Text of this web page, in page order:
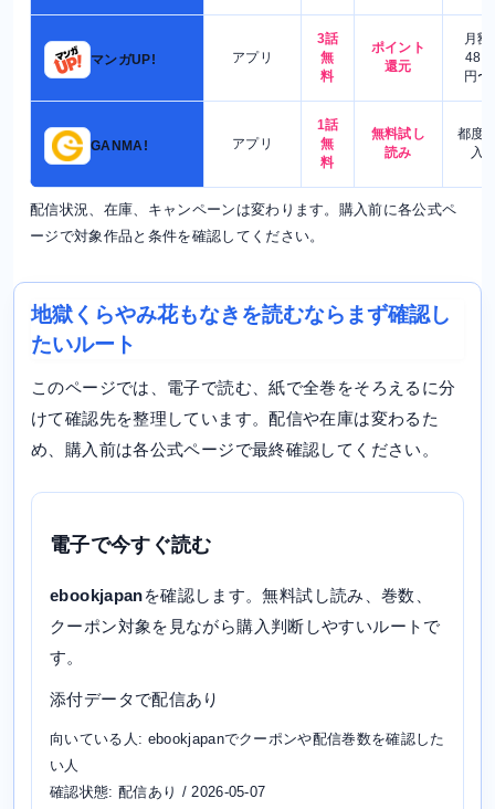
マンガUP! アプリ
3話
無
料
ポイント
還元
月額
480
円〜
GANMA! アプリ
1話
無
料
無料試し
読み
都度
入
配信状況、在庫、キャンペーンは変わります。購入前に各公式ペ
ージで対象作品と条件を確認してください。
地獄くらやみ花もなきを読むならまず確認し
たいルート
このページでは、電子で読む、紙で全巻をそろえるに分
けて確認先を整理しています。配信や在庫は変わるた
め、購入前は各公式ページで最終確認してください。
電子で今すぐ読む
ebookjapanを確認します。無料試し読み、巻数、
クーポン対象を見ながら購入判断しやすいルートで
す。
添付データで配信あり
向いている人: ebookjapanでクーポンや配信巻数を確認した
い人
確認状態: 配信あり / 2026-05-07